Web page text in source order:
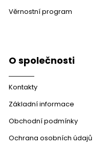
Věrnostní program
O společnosti
Kontakty
Základní informace
Obchodní podmínky
Ochrana osobních údajů